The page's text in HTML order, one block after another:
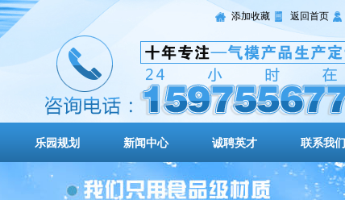
添加收藏 返回首页
乐园规划 新闻中心 诚聘英才 联系我们